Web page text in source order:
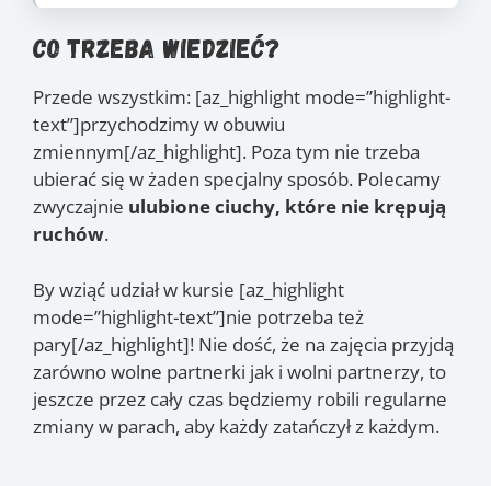
Co trzeba wiedzieć?
Przede wszystkim: [az_highlight mode=”highlight-
text”]przychodzimy w obuwiu
zmiennym[/az_highlight]. Poza tym nie trzeba
ubierać się w żaden specjalny sposób. Polecamy
zwyczajnie ulubione ciuchy, które nie krępują
ruchów.
By wziąć udział w kursie [az_highlight
mode=”highlight-text”]nie potrzeba też
pary[/az_highlight]! Nie dość, że na zajęcia przyjdą
zarówno wolne partnerki jak i wolni partnerzy, to
jeszcze przez cały czas będziemy robili regularne
zmiany w parach, aby każdy zatańczył z każdym.